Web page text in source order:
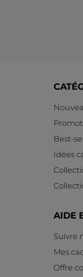
Best-
Idées
AIDE
Suivre
Mes
Offre